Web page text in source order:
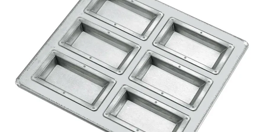
よくある質問
会社概要
OEMについて
Instagram